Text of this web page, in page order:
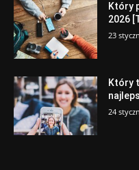
Który
2026
23
Który
24